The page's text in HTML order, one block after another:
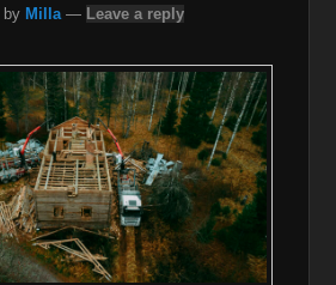
by Milla — Leave a reply